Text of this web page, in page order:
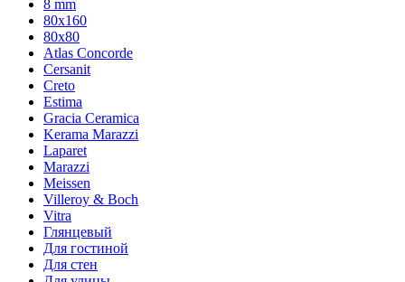
8 mm
80x160
80x80
Atlas Concorde
Cersanit
Creto
Estima
Gracia Ceramica
Kerama Marazzi
Laparet
Marazzi
Meissen
Villeroy & Boch
Vitra
Глянцевый
Для гостиной
Для стен